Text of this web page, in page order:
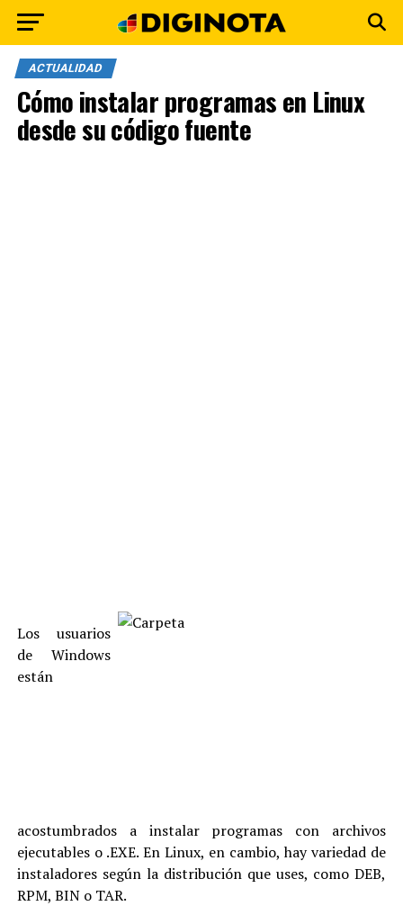
ACTUALIDAD
Cómo instalar programas en Linux
desde su código fuente
Los usuarios
de Windows
están
acostumbrados a instalar programas con archivos
ejecutables o .EXE. En Linux, en cambio, hay variedad de
instaladores según la distribución que uses, como DEB,
RPM, BIN o TAR.